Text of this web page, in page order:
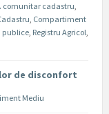
comunitar cadastru,
, Compartiment
publice, Registru Agricol,
de disconfort
Mediu